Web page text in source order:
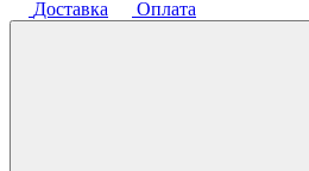
Доставка
Оплата